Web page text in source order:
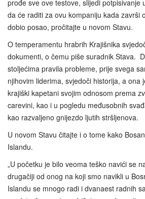
prođe sve ove testove, slijedi potpisivanje
da će raditi za ovu kompaniju kada završi
dobio posao, pročitajte u novom Stavu.
O temperamentu hrabrih Krajišnika
dokumenti, o čemu piše suradnik Stava.
stoljećima pravila probleme, prije svega
njihovim liderima, svjedoči historija, a ona
krajiški kapetani svojim odnosom prema
carevini, kao i u pogledu međusobnih
kao razvaljeno gnijezdo ljutih stršljenova.
U novom Stavu čitajte i o tome kako
Islandu.
„U početku je bilo veoma teško navići se
drugačiji od onog na koji smo navikli u
Islandu se mnogo radi i dvanaest radnih